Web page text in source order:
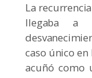
La
llegaba a
caso único
acuñó como